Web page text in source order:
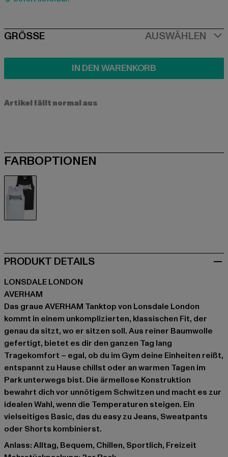
SIZE
GRÖSSE AUSWÄHLEN
IN DEN WARENKORB
Artikel fällt normal aus
FARBOPTIONEN
PRODUKT DETAILS
LONSDALE LONDON
AVERHAM
Das graue AVERHAM Tanktop von Lonsdale London
kommt in einem unkomplizierten, klassischen Fit, der
genau da sitzt, wo er sitzen soll. Aus reiner Baumwolle
gefertigt, bietet es dir den ganzen Tag lang
Tragekomfort – egal, ob du im Gym deine Einheiten reißt,
entspannt zu Hause chillst oder an warmen Tagen im
Park unterwegs bist. Die ärmellose Konstruktion
bewahrt dich vor unnötigem Schwitzen und macht es zur
idealen Wahl, wenn die Temperaturen steigen. Ein
vielseitiges Basic, das du easy zu Jeans, Sweatpants
oder Shorts kombinierst.
Anlass: Alltag, Bequem, Chillen, Sportlich, Freizeit